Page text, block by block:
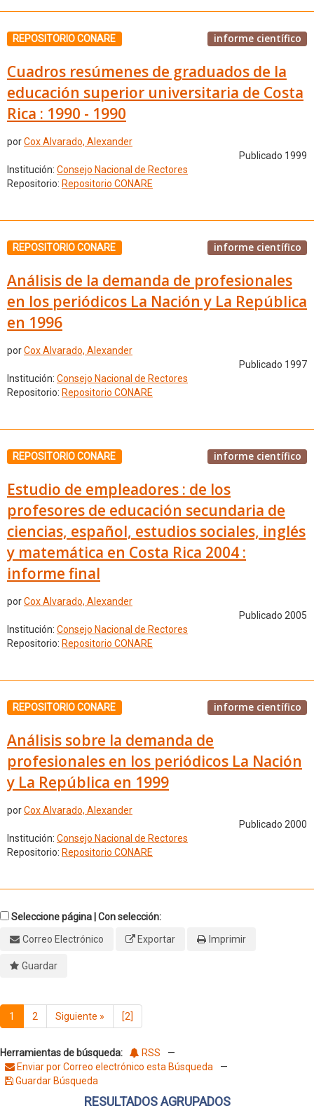
REPOSITORIO CONARE informe científico
Cuadros resúmenes de graduados de la
educación superior universitaria de Costa
Rica : 1990 - 1990
porCox Alvarado, Alexander
Publicado 1999
Institución: Consejo Nacional de Rectores
Repositorio: Repositorio CONARE
REPOSITORIO CONARE informe científico
Análisis de la demanda de profesionales
en los periódicos La Nación y La República
en 1996
porCox Alvarado, Alexander
Publicado 1997
Institución: Consejo Nacional de Rectores
Repositorio: Repositorio CONARE
REPOSITORIO CONARE informe científico
Estudio de empleadores : de los
profesores de educación secundaria de
ciencias, español, estudios sociales, inglés
y matemática en Costa Rica 2004 :
informe final
porCox Alvarado, Alexander
Publicado 2005
Institución: Consejo Nacional de Rectores
Repositorio: Repositorio CONARE
REPOSITORIO CONARE informe científico
Análisis sobre la demanda de
profesionales en los periódicos La Nación
y La República en 1999
porCox Alvarado, Alexander
Publicado 2000
Institución: Consejo Nacional de Rectores
Repositorio: Repositorio CONARE
Seleccione página | Con selección:
Correo Electrónico
Exportar Imprimir
Guardar
1 2 Siguiente » [2]
Herramientas de búsqueda: RSS
—
Enviar por Correo electrónico esta Búsqueda
—
Guardar Búsqueda
RESULTADOS AGRUPADOS